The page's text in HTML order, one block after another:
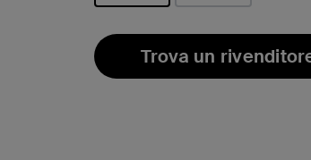
Trova un